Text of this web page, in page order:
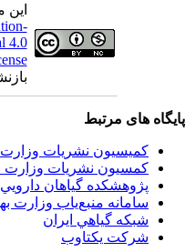
این
4.0
License
های مرتبط
کمیسیون نشریات وزارت
کمسیون نشریات وزارت
پژوهشكده گياهان دارويي
سامانه منبع‌ياب وزارت
شبكه گياهي ايران
شرکت یکتاوب